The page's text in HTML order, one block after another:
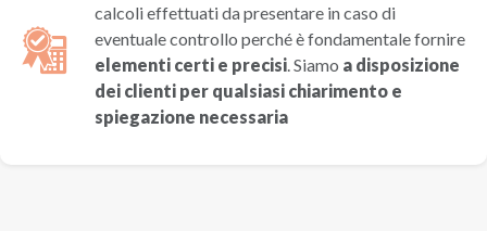
calcoli effettuati da presentare in caso di
eventuale controllo perché è fondamentale fornire
elementi certi e precisi. Siamo a disposizione
dei clienti per qualsiasi chiarimento e
spiegazione necessaria